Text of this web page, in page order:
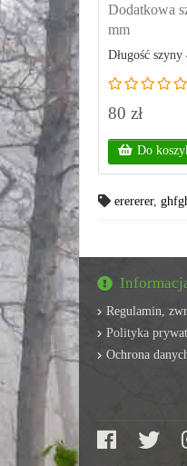
Dodatkowa
mm
Długość
80 zł
Do
erererer,
Regulamin,
Polityka
Ochrona